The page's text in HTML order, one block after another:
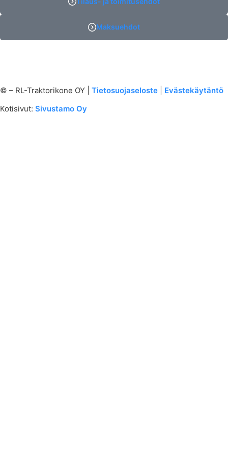
Maksuehdot
© – RL-Traktorikone OY | Tietosuojaseloste
Evästekäytäntö
Kotisivut: Sivustamo Oy